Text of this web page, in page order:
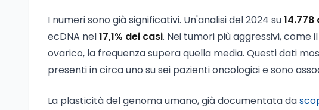
I numeri sono già significativi. Un'analisi del 2024 su
ecDNA nel17,1% dei casi. Nei tumori più aggressivi,
ovarico, la frequenza supera quella media. Questi dati
presenti in circa uno su sei pazienti oncologici e sono
La plasticità del genoma umano, già documentata da